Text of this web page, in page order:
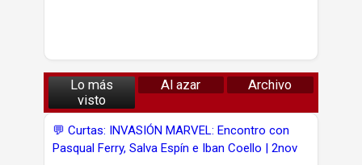
Lo más
visto
Al azar Archivo
💬 Curtas: INVASIÓN MARVEL: Encontro con
Pasqual Ferry, Salva Espín e Iban Coello | 2nov